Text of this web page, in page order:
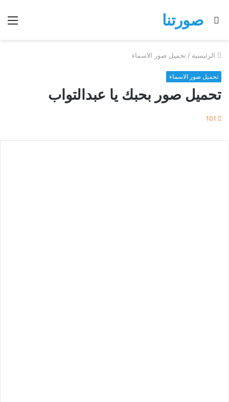
صورتنا
بحث
الرئيسية / تحميل صور الاسماء
تحميل صور الاسماء
تحميل صور بحبك يا عبدالتواب
101